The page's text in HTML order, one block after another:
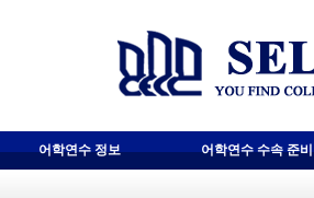
어학연수 정보 어학연수 수속 준비